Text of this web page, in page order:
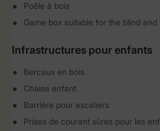
Poêle à bois
Game box suitable for the blind and
Infrastructures pour enfants
Bercaux en bois
Chaise enfant
Barrière pour escaliers
Prises de courant sûres pour les